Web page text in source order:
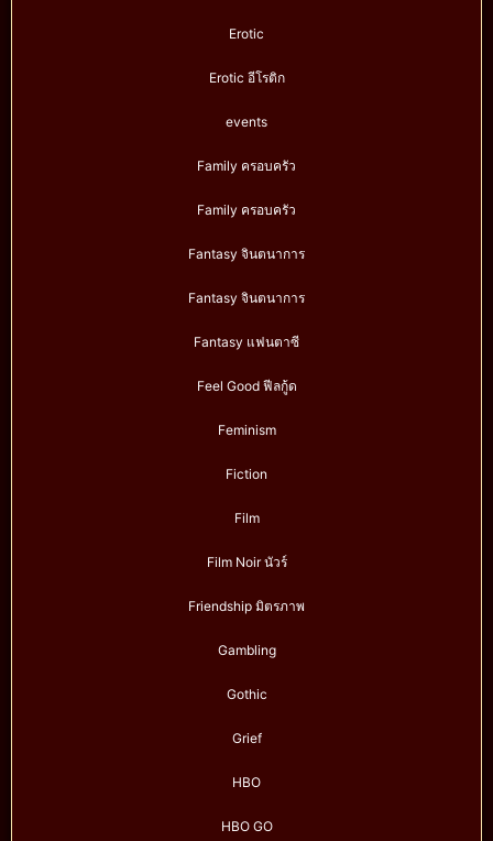
Erotic
Erotic อีโรติก
events
Family ครอบครัว
Family ครอบครัว
Fantasy จินตนาการ
Fantasy จินตนาการ
Fantasy แฟนตาซี
Feel Good ฟีลกู้ด
Feminism
Fiction
Film
Film Noir นัวร์
Friendship มิตรภาพ
Gambling
Gothic
Grief
HBO
HBO GO